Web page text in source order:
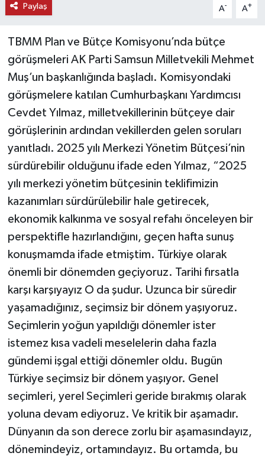
Paylaş A- A+
TBMM Plan ve Bütçe Komisyonu’nda bütçe
görüşmeleri AK Parti Samsun Milletvekili Mehmet
Muş’un başkanlığında başladı. Komisyondaki
görüşmelere katılan Cumhurbaşkanı Yardımcısı
Cevdet Yılmaz, milletvekillerinin bütçeye dair
görüşlerinin ardından vekillerden gelen soruları
yanıtladı. 2025 yılı Merkezi Yönetim Bütçesi’nin
sürdürebilir olduğunu ifade eden Yılmaz, “2025
yılı merkezi yönetim bütçesinin teklifimizin
kazanımları sürdürülebilir hale getirecek,
ekonomik kalkınma ve sosyal refahı önceleyen bir
perspektifle hazırlandığını, geçen hafta sunuş
konuşmamda ifade etmiştim. Türkiye olarak
önemli bir dönemden geçiyoruz. Tarihi fırsatla
karşı karşıyayız O da şudur. Uzunca bir süredir
yaşamadığınız, seçimsiz bir dönem yaşıyoruz.
Seçimlerin yoğun yapıldığı dönemler ister
istemez kısa vadeli meselelerin daha fazla
gündemi işgal ettiği dönemler oldu. Bugün
Türkiye seçimsiz bir dönem yaşıyor. Genel
seçimleri, yerel Seçimleri geride bırakmış olarak
yoluna devam ediyoruz. Ve kritik bir aşamadır.
Dünyanın da son derece zorlu bir aşamasındayız,
dönemindeyiz, ortamındayız. Bu ortamda, bu